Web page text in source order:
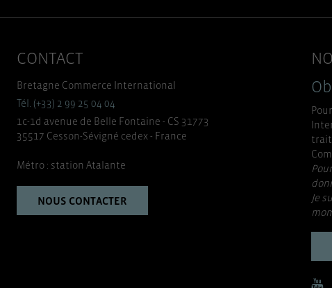
CONTACT
Bretagne Commerce International
Tél. (+33) 2 99 25 04 04
1c-1d avenue de Belle Fontaine - CS 31773
35517 Cesson-Sévigné cedex - France
Métro : station Atalante
NOUS CONTACTER
Je